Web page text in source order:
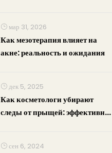
мар 31, 2026
Как мезотерапия влияет на
акне: реальность и ожидания
дек 5, 2025
Как косметологи убирают
следы от прыщей: эффективные
сен 6, 2024